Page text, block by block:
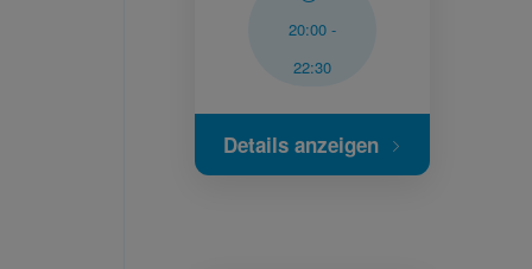
20:00-
22:30
Details anzeigen